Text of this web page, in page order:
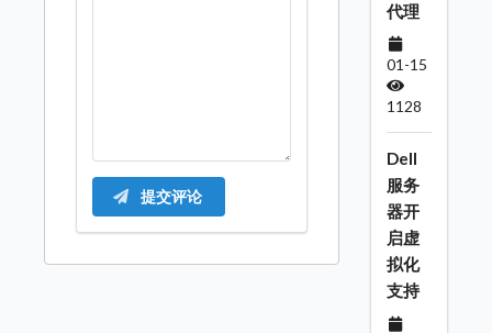
提交评论
代理
01-15
1128
Dell
服务
器开
启虚
拟化
支持